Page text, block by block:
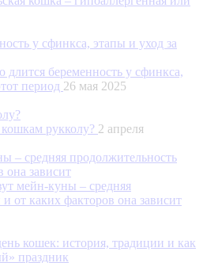
длится беременность у сфинкса,
период 26 мая 2025
рукколу? 2 апреля
мейн-куны – средняя
от каких факторов она зависит